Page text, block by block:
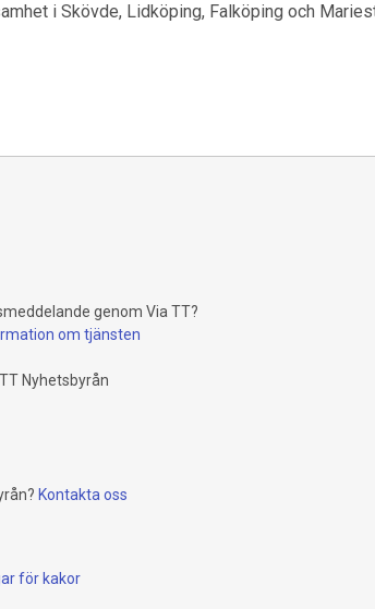
i Skövde, Lidköping, Falköping och
genom Via TT?
om tjänsten
Nyhetsbyrån
Kontakta oss
för kakor